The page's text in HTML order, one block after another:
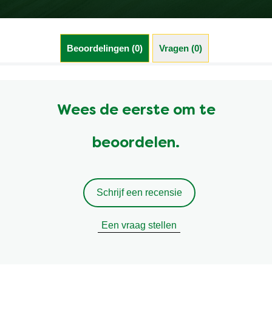
Beoordelingen (0) Vragen (0)
Wees de eerste om te
beoordelen.
Schrijf een recensie
Een vraag stellen